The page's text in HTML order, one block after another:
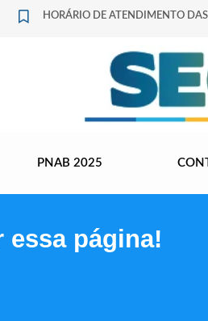
HORÁRIO DE ATENDIMENTO
PNAB 2025
essa página!